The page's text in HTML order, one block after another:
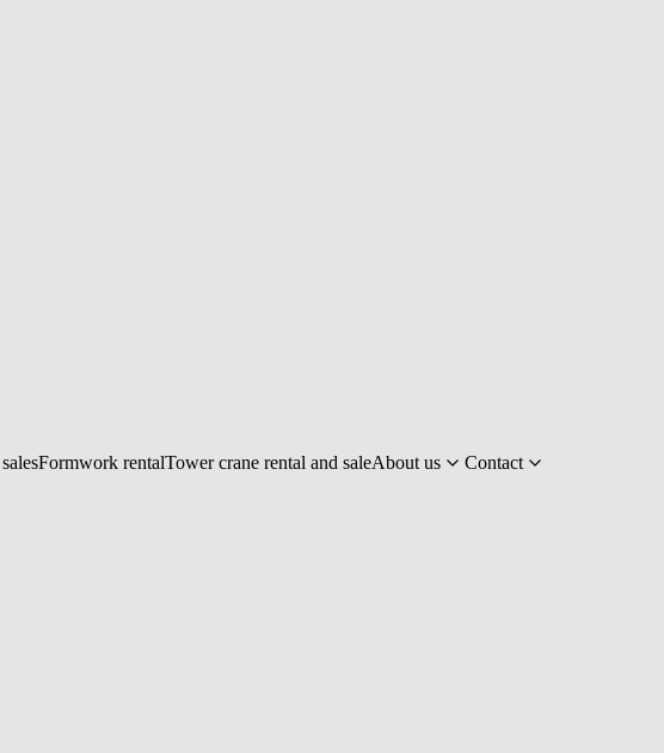
Formwork rentalTower crane rental and saleAbout us Contact